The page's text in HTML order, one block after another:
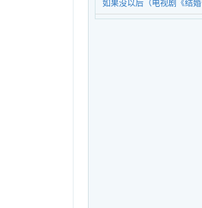
么》主题曲） - 姚笛
如果没以后（电视剧《结婚